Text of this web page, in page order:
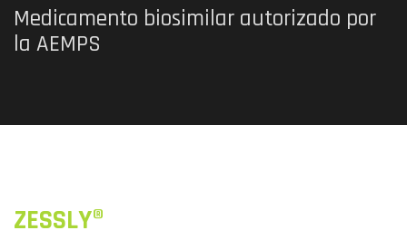
Medicamento biosimilar autorizado por
la AEMPS
ZESSLY®